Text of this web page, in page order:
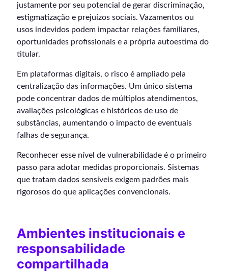
justamente por seu potencial de gerar discriminação,
estigmatização e prejuízos sociais. Vazamentos ou
usos indevidos podem impactar relações familiares,
oportunidades profissionais e a própria autoestima do
titular.
Em plataformas digitais, o risco é ampliado pela
centralização das informações. Um único sistema
pode concentrar dados de múltiplos atendimentos,
avaliações psicológicas e históricos de uso de
substâncias, aumentando o impacto de eventuais
falhas de segurança.
Reconhecer esse nível de vulnerabilidade é o primeiro
passo para adotar medidas proporcionais. Sistemas
que tratam dados sensíveis exigem padrões mais
rigorosos do que aplicações convencionais.
Ambientes institucionais e
responsabilidade
compartilhada